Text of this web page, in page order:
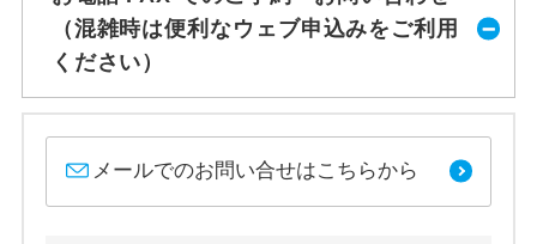
（混雑時は便利なウェブ申込みをご利用
ください）
メールでのお問い合せはこちらから